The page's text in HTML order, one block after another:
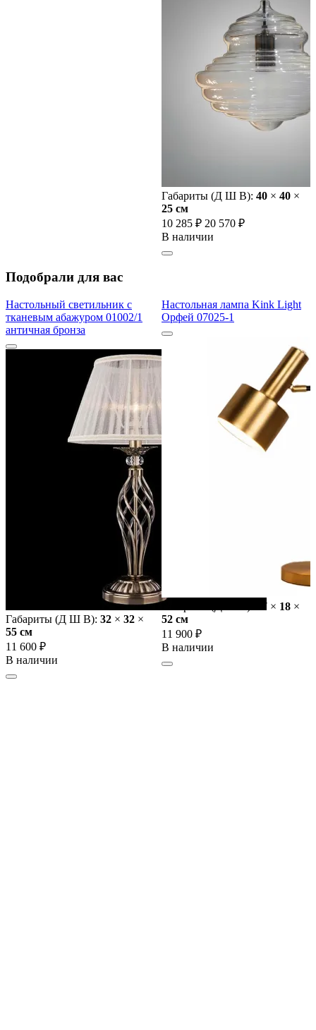
Габариты (Д Ш В): 40 × 40 ×
25 cм
10 285 ₽ 20 570 ₽
В наличии
Подобрали для вас
Настольный светильник с
тканевым абажуром 01002/1
античная бронза
Габариты (Д Ш В): 32 × 32 ×
55 cм
11 600 ₽
В наличии
Настольная лампа Kink Light
Орфей 07025-1
37 × 18 ×
52 cм
11 900 ₽
В наличии